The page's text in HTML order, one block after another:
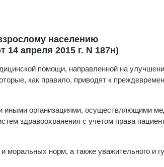
населению
апреля 2015 г. N 187н)
помощи, направленной на
как правило, приводят к
иными организациями, осуществляющими
здравоохранения с учетом права
норм, а также уважительного и